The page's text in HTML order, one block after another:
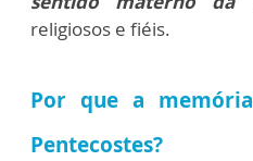
religiosos e fiéis.
Por que a
Pentecostes?